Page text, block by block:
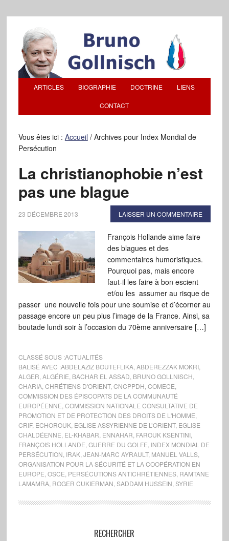
ARTICLES BIOGRAPHIE DOCTRINE LIENS
CONTACT
Vous êtes ici : Accueil /Archives pour Index Mondial de
Persécution
La christianophobie n’est
pas une blague
23 DÉCEMBRE 2013 LAISSER UN COMMENTAIRE
François Hollande aime faire
des blagues et des
commentaires humoristiques.
Pourquoi pas, mais encore
faut-il les faire à bon escient
et/ou les assumer au risque de
passer une nouvelle fois pour une soumise et d’écorner au
passage encore un peu plus l’image de la France. Ainsi, sa
boutade lundi soir à l’occasion du 70ème anniversaire […]
CLASSÉ SOUS :ACTUALITÉS
BALISÉ AVEC :ABDELAZIZ BOUTEFLIKA, ABDEREZZAK MOKRI,
ALGER ALGÉRIE BACHAR EL ASSAD BRUNO GOLLNISCH
CHARIA, CHRÉTIENS D'ORIENT, CNCPPDH COMECE
COMMISSION DES ÉPISCOPATS DE LA COMMUNAUTÉ
EUROPÉENNE COMMISSION NATIONALE CONSULTATIVE DE
PROMOTION ET DE PROTECTION DES DROITS DE L'HOMME
CRIF, ECHOROUK, EGLISE ASSYRIENNE DE L’ORIENT, EGLISE
CHALDÉENNE EL-KHABAR ENNAHAR FAROUK KSENTINI,
FRANÇOIS HOLLANDE GUERRE DU GOLFE INDEX MONDIAL DE
PERSÉCUTION IRAK, JEAN-MARC AYRAULT, MANUEL VALLS,
ORGANISATION POUR LA SÉCURITÉ ET LA COOPÉRATION EN
EUROPE OSCE PERSÉCUTIONS ANTICHRÉTIENNES, RAMTANE
LAMAMRA, ROGER CUKIERMAN SADDAM HUSSEIN SYRIE
RECHERCHER